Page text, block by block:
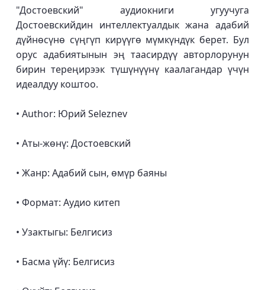
"Достоевский" аудиокниги угуучуга
Достоевскийдин интеллектуалдык жана адабий
дүйнөсүнө сүңгүп кирүүгө мүмкүндүк берет. Бул
орус адабиятынын эң таасирдүү авторлорунун
бирин тереңирээк түшүнүүнү каалагандар үчүн
идеалдуу коштоо.
• Author: Юрий Seleznev
• Аты-жөнү: Достоевский
• Жанр: Адабий сын, өмүр баяны
• Формат: Аудио китеп
• Узактыгы: Белгисиз
• Басма үйү: Белгисиз